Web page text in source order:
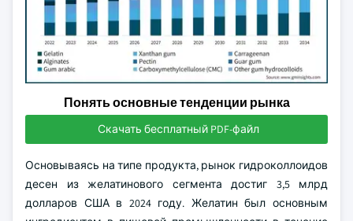
Понять основные тенденции рынка
Скачать бесплатный PDF-файл
Основываясь на типе продукта, рынок гидроколлоидов
десен из желатинового сегмента достиг 3,5 млрд
долларов США в 2024 году. Желатин был основным